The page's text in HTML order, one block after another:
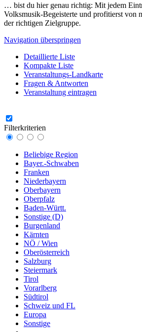
… bist du hier genau richtig: Mit jedem
Volksmusik-Begeisterte und profitierst von
der richtigen Zielgruppe.
Navigation überspringen
Detaillierte Liste
Kompakte Liste
Veranstaltungs-Landkarte
Fragen & Antworten
Veranstaltung eintragen
Filterkriterien
Beliebige Region
Bayer.-Schwaben
Franken
Niederbayern
Oberbayern
Oberpfalz
Baden-Württ.
Sonstige (D)
Burgenland
Kärnten
NÖ / Wien
Oberösterreich
Salzburg
Steiermark
Tirol
Vorarlberg
Südtirol
Schweiz und FL
Europa
Sonstige